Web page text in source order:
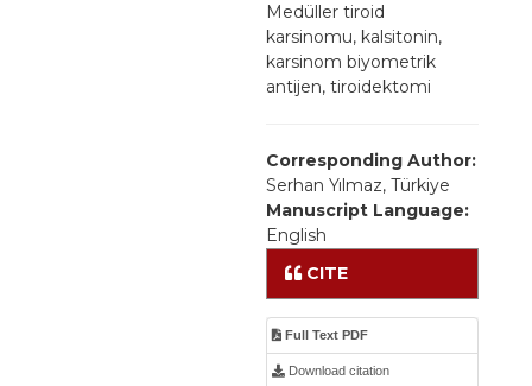
Medüller tiroid
karsinomu, kalsitonin,
karsinom biyometrik
antijen, tiroidektomi
Corresponding Author:
Serhan Yılmaz, Türkiye
Manuscript Language:
English
CITE
Full Text PDF
Download citation